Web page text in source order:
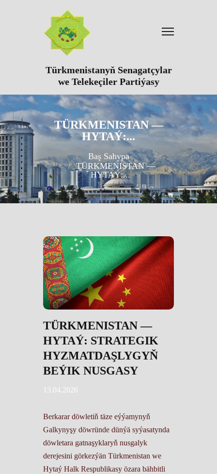
Türkmenistanyň Senagatçylar
we Telekeçiler Partiýasy
TÜRKMENISTAN —
HYTAÝ:...
Baş Sahypa
TÜRKMENISTAN —
HYTAÝ:...
TÜRKMENISTAN —
HYTAÝ: STRATEGIK
HYZMATDAŞLYGYŇ
BEÝIK NUSGASY
13.04.2026
Berkarar döwletiň täze eýýamynyň
Galkynyşy döwründe dünýä syýasatynda
döwletara gatnaşyklaryň nusgalyk
derejesini görkezýän Türkmenistan we
Hytaý Halk Respublikasy özara bähbitli